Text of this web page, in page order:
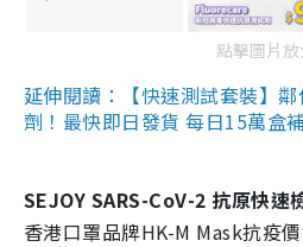
點擊圖片放
延伸閱讀：【快速測試套裝】
劑！最快即日發貨 每日15萬盒
SEJOY SARS-CoV-2 抗原快速
香港口罩品牌HK-M Mask抗疫